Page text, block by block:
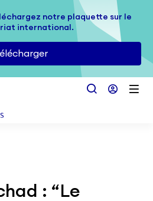
notre plaquette sur le
international.
notre plaquette sur le
international.
: “Le